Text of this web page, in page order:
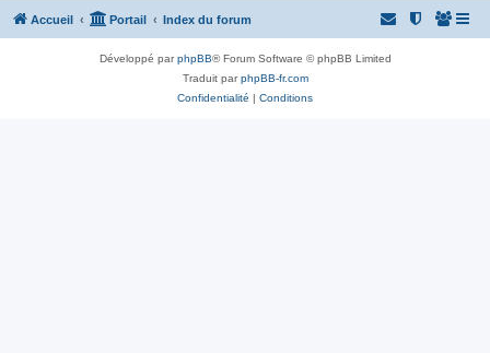
Accueil Portail Index du forum
Développé parphpBB® Forum Software © phpBB Limited
Traduit parphpBB-fr.com
Confidentialité | Conditions